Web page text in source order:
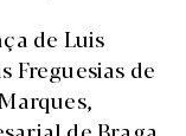
de Luis
Freguesias de